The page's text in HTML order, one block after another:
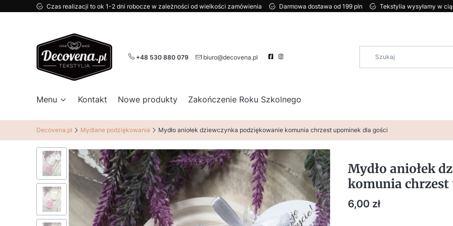
Czas realizacji to ok 1-2 dni robocze w zależności od wielkości zamówienia Darmowa dostawa od 199 pln Tekstylia wysyłamy w
+48 530 880 079 biuro@decovena.pl
Menu Kontakt Nowe produkty Zakończenie Roku Szkolnego
Decovena.pl Mydlane podziękowania Mydło aniołek dziewczynka podziękowanie komunia chrzest upominek dla gości
Mydło aniołek
komunia chrzest
Cena
6,00 zł